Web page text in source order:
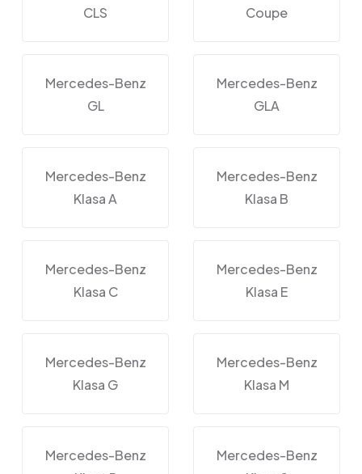
CLS
Coupe
Mercedes-Benz
GL
Mercedes-Benz
GLA
Mercedes-Benz
Klasa A
Mercedes-Benz
Klasa B
Mercedes-Benz
Klasa C
Mercedes-Benz
Klasa E
Mercedes-Benz
Klasa G
Mercedes-Benz
Klasa M
Mercedes-Benz
Mercedes-Benz